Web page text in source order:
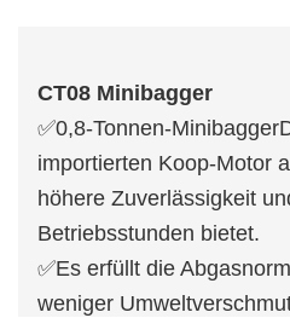
CT08 Minibagger
✅0,8-Tonnen-Minibagger
importierten Koop-Motor
höhere Zuverlässigkeit
Betriebsstunden bietet.
✅Es erfüllt die
weniger